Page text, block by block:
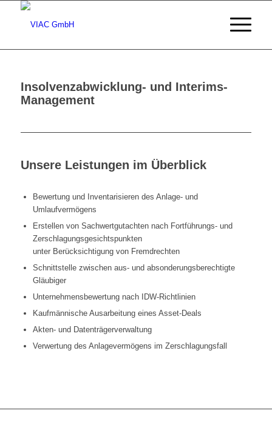
Insolvenzabwicklung- und Interims-
Management
Unsere Leistungen im Überblick
Bewertung und Inventarisieren des Anlage- und
Umlaufvermögens
Erstellen von Sachwertgutachten nach Fortführungs- und
Zerschlagungsgesichtspunkten
unter Berücksichtigung von Fremdrechten
Schnittstelle zwischen aus- und absonderungsberechtigte
Gläubiger
Unternehmensbewertung nach IDW-Richtlinien
Kaufmännische Ausarbeitung eines Asset-Deals
Akten- und Datenträgerverwaltung
Verwertung des Anlagevermögens im Zerschlagungsfall